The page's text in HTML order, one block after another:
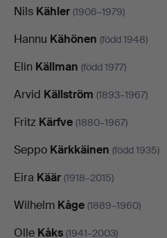
Nils Kähler (1906–1979)
Hannu Kähönen (född 1948)
Elin Källman (född 1977)
Arvid Källström (1893–1967)
Fritz Kärfve (1880–1967)
Seppo Kärkkäinen (född 1935)
Eira Käär (1918–2015)
Wilhelm Kåge (1889–1960)
Olle Kåks (1941–2003)